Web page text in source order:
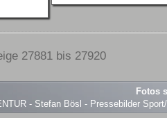
27881 bis 27920
Fotos
- Stefan Bösl - Pressebilder